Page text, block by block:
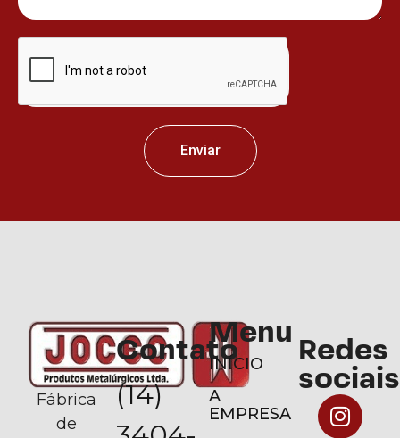
Enviar
Fábrica
de
Contato
(14)
Menu
INÍCIO
A
EMPRESA
Redes
sociais